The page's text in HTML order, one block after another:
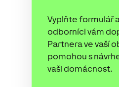
Vyplňte formulář
odborníci vám
Partnera ve vaší
pomohou s
vaši domácnost.